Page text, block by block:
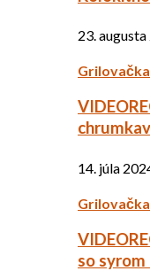
23.
Grilovačka
14. júla
Grilovačka
so